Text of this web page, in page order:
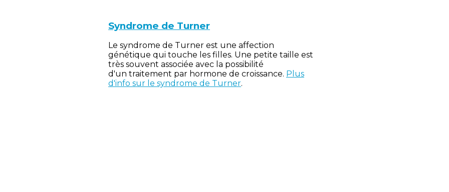
Syndrome de Turner
Le syndrome de Turner est une affection
génétique qui touche les filles. Une petite taille est
très souvent associée avec la possibilité
d'un traitement par hormone de croissance. Plus
d'info sur le syndrome de Turner.